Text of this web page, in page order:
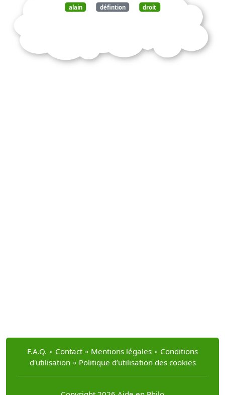
alain défintion droit
F.A.Q. ∘ Contact ∘ Mentions légales ∘ Conditions
d'utilisation∘ Politique d’utilisation des cookies